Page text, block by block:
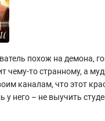
похож на демона,
чему-то странному, а
каналам, что этот
у него – не выучить